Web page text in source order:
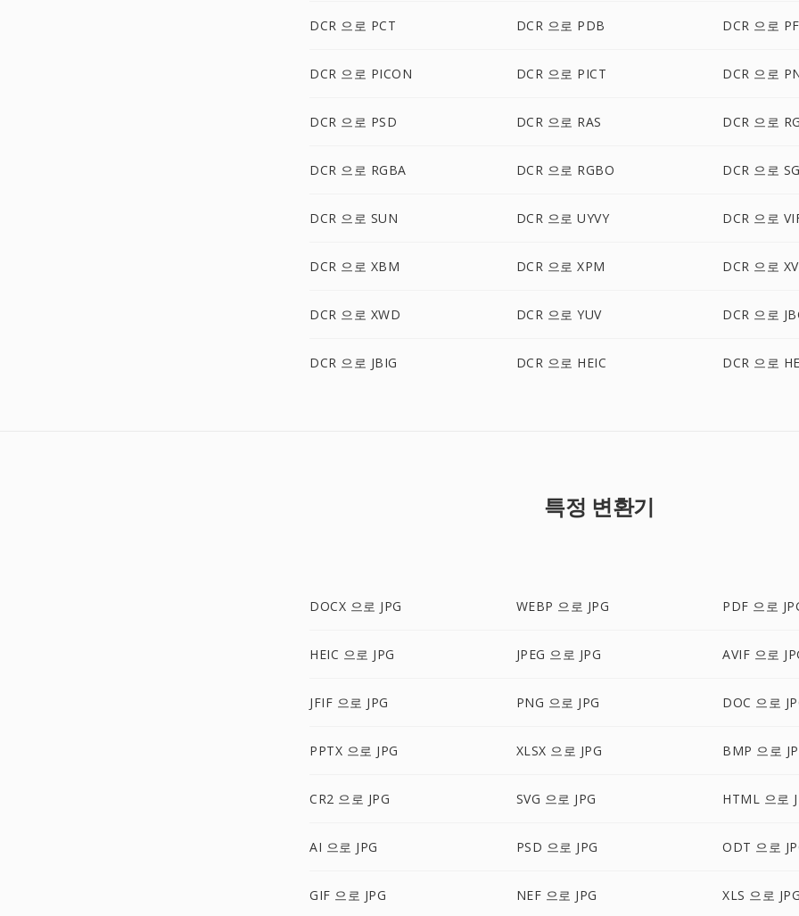
DCR 으로 PCT DCR 으로 PDB DCR 으로
DCR 으로 PICON DCR 으로 PICT DCR 으로
DCR 으로 PSD DCR 으로 RAS DCR 으로
DCR 으로 RGBA DCR 으로 RGBO DCR 으로
DCR 으로 SUN DCR 으로 UYVY DCR 으로
DCR 으로 XBM DCR 으로 XPM DCR 으로 XV
DCR 으로 XWD DCR 으로 YUV DCR 으로
DCR 으로 JBIG DCR 으로 HEIC DCR 으로
특정 변환기
DOCX 으로 JPG WEBP 으로 JPG PDF 으로
HEIC 으로 JPG JPEG 으로 JPG AVIF 으로
JFIF 으로 JPG PNG 으로 JPG DOC 으로
PPTX 으로 JPG XLSX 으로 JPG BMP 으로
CR2 으로 JPG SVG 으로 JPG HTML 으로
AI 으로 JPG PSD 으로 JPG ODT 으로
GIF 으로 JPG NEF 으로 JPG XLS 으로 JPG